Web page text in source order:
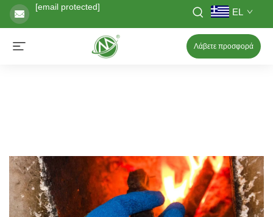
[email protected] EL
Λάβετε προσφορά